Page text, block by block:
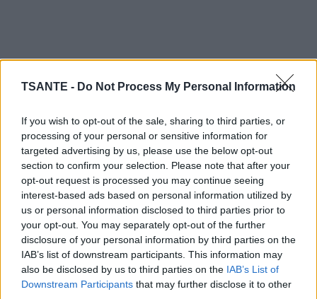
TSANTE - Do Not Process My Personal Information
If you wish to opt-out of the sale, sharing to third parties, or
processing of your personal or sensitive information for
targeted advertising by us, please use the below opt-out
section to confirm your selection. Please note that after your
opt-out request is processed you may continue seeing
interest-based ads based on personal information utilized by
us or personal information disclosed to third parties prior to
your opt-out. You may separately opt-out of the further
disclosure of your personal information by third parties on the
IAB’s list of downstream participants. This information may
also be disclosed by us to third parties on the IAB’s List of
Downstream Participants that may further disclose it to other
Eau froide → légumes denses (pommes de terre, carottes,
betteraves)
👉 Cuisson uniforme jusqu’au cœur.
🍝 Pâtes
Toujours dans l’eau bouillante salée